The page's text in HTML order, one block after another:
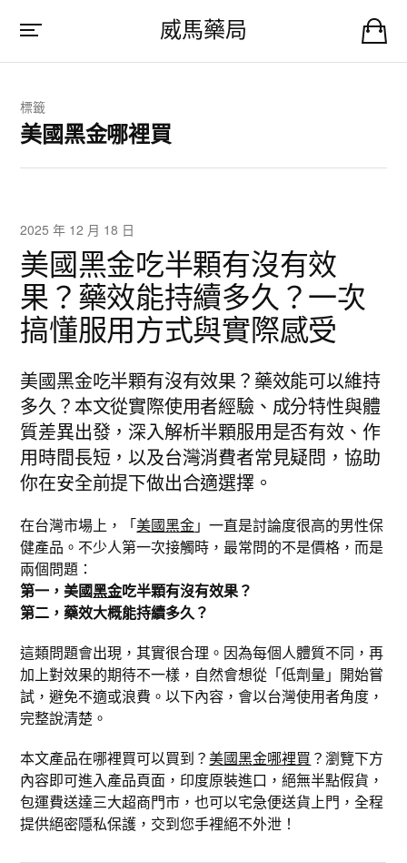
威馬藥局
標籤
美國黑金哪裡買
2025 年 12 月 18 日
美國黑金吃半顆有沒有效
果？藥效能持續多久？一次
搞懂服用方式與實際感受
美國黑金吃半顆有沒有效果？藥效能可以維持
多久？本文從實際使用者經驗、成分特性與體
質差異出發，深入解析半顆服用是否有效、作
用時間長短，以及台灣消費者常見疑問，協助
你在安全前提下做出合適選擇。
在台灣市場上，「美國黑金」一直是討論度很高的男性保
健產品。不少人第一次接觸時，最常問的不是價格，而是
兩個問題：
第一，美國黑金吃半顆有沒有效果？
第二，藥效大概能持續多久？
這類問題會出現，其實很合理。因為每個人體質不同，再
加上對效果的期待不一樣，自然會想從「低劑量」開始嘗
試，避免不適或浪費。以下內容，會以台灣使用者角度，
完整說清楚。
本文產品在哪裡買可以買到？美國黑金哪裡買 ？瀏覽下方
內容即可進入產品頁面，印度原裝進口，絕無半點假貨，
包運費送達三大超商門市，也可以宅急便送貨上門，全程
提供絕密隱私保護，交到您手裡絕不外泄！